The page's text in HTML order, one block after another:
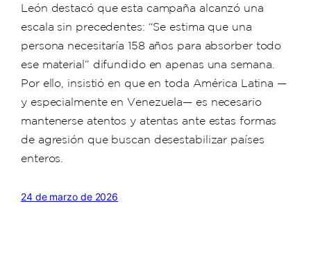
León destacó que esta campaña alcanzó una
escala sin precedentes: “Se estima que una
persona necesitaría 158 años para absorber todo
ese material” difundido en apenas una semana.
Por ello, insistió en que en toda América Latina —
y especialmente en Venezuela— es necesario
mantenerse atentos y atentas ante estas formas
de agresión que buscan desestabilizar países
enteros.
24 de marzo de 2026